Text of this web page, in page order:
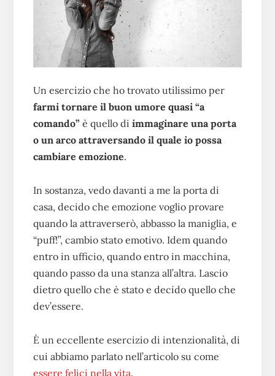
Un esercizio che ho trovato utilissimo per
farmi tornare il buon umore quasi “a
comando”è quello di immaginare una porta
o un arco attraversando il quale io possa
cambiare emozione.
In sostanza, vedo davanti a me la porta di
casa, decido che emozione voglio provare
quando la attraverserò, abbasso la maniglia, e
“puff!”, cambio stato emotivo. Idem quando
entro in ufficio, quando entro in macchina,
quando passo da una stanza all’altra. Lascio
dietro quello che è stato e decido quello che
dev’essere.
È un eccellente esercizio di intenzionalità, di
cui abbiamo parlato nell’articolo su come
essere felici nella vita.